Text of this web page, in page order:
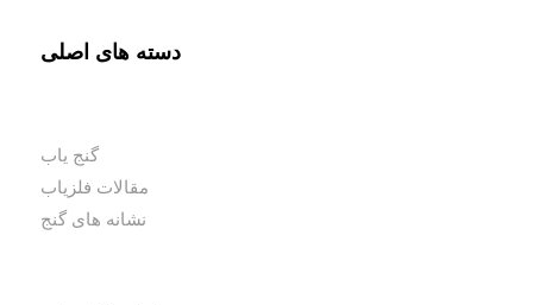
دسته های اصلی
گنج یاب
مقالات فلزیاب
نشانه های گنج